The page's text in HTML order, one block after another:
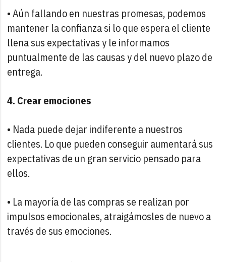
• Aún fallando en nuestras promesas, podemos
mantener la confianza si lo que espera el cliente
llena sus expectativas y le informamos
puntualmente de las causas y del nuevo plazo de
entrega.
4. Crear emociones
• Nada puede dejar indiferente a nuestros
clientes. Lo que pueden conseguir aumentará sus
expectativas de un gran servicio pensado para
ellos.
• La mayoría de las compras se realizan por
impulsos emocionales, atraigámosles de nuevo a
través de sus emociones.